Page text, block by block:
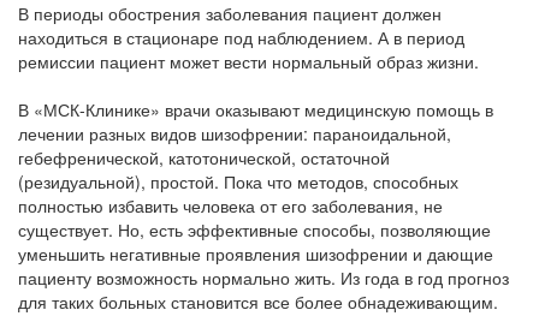
В периоды обострения заболевания пациент должен
находиться в стационаре под наблюдением. А в период
ремиссии пациент может вести нормальный образ жизни.
В «МСК-Клинике» врачи оказывают медицинскую помощь в
лечении разных видов шизофрении: параноидальной,
гебефренической, катотонической, остаточной
(резидуальной), простой. Пока что методов, способных
полностью избавить человека от его заболевания, не
существует. Но, есть эффективные способы, позволяющие
уменьшить негативные проявления шизофрении и дающие
пациенту возможность нормально жить. Из года в год прогноз
для таких больных становится все более обнадеживающим.